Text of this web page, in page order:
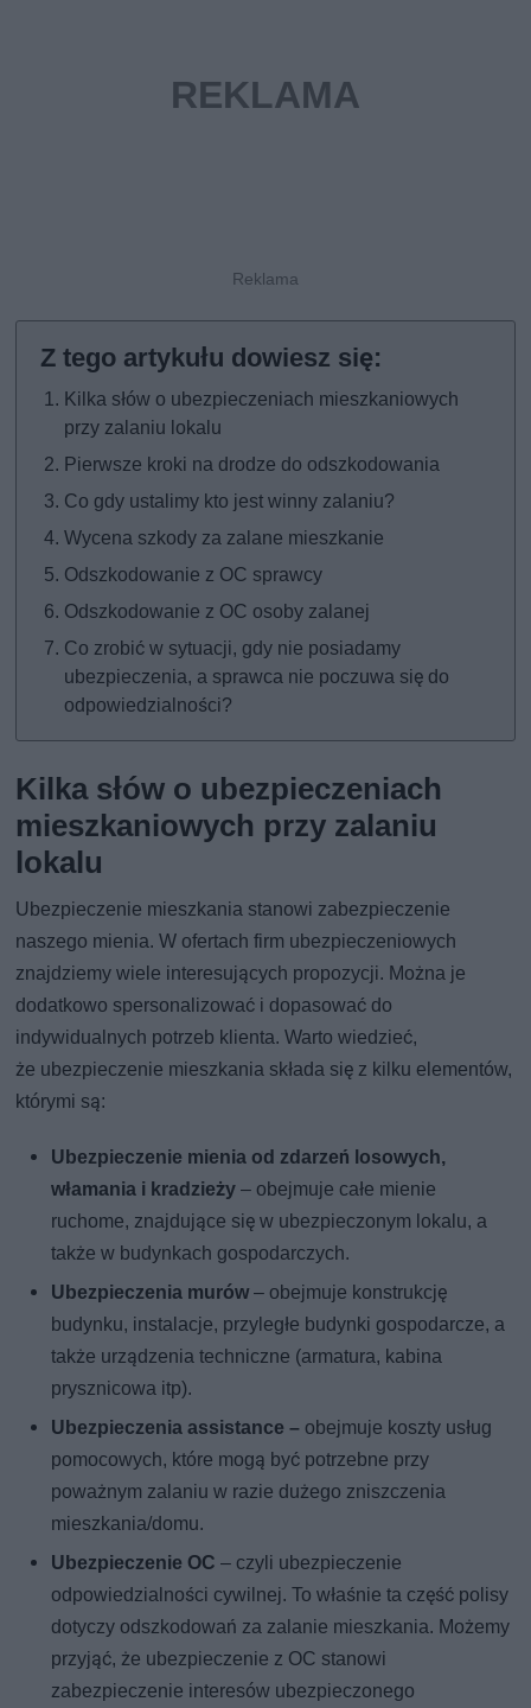
Kilka słów o ubezpieczeniach mieszkaniowych
przy zalaniu lokalu
Pierwsze kroki na drodze do odszkodowania
Co gdy ustalimy kto jest winny zalaniu?
Wycena szkody za zalane mieszkanie
Odszkodowanie z OC sprawcy
Odszkodowanie z OC osoby zalanej
Co zrobić w sytuacji, gdy nie posiadamy
ubezpieczenia, a sprawca nie poczuwa się do
odpowiedzialności?
Kilka słów o ubezpieczeniach
mieszkaniowych przy zalaniu
lokalu
Ubezpieczenie mieszkania stanowi zabezpieczenie
naszego mienia. W ofertach firm ubezpieczeniowych
znajdziemy wiele interesujących propozycji. Można je
dodatkowo spersonalizować i dopasować do
indywidualnych potrzeb klienta. Warto wiedzieć,
że ubezpieczenie mieszkania składa się z kilku elementów,
którymi są:
Ubezpieczenie mienia od zdarzeń losowych,
włamania i kradzieży – obejmuje całe mienie
ruchome, znajdujące się w ubezpieczonym lokalu, a
także w budynkach gospodarczych.
Ubezpieczenia murów – obejmuje konstrukcję
budynku, instalacje, przyległe budynki gospodarcze, a
także urządzenia techniczne (armatura, kabina
prysznicowa itp).
Ubezpieczenia assistance – obejmuje koszty usług
pomocowych, które mogą być potrzebne przy
poważnym zalaniu w razie dużego zniszczenia
mieszkania/domu.
Ubezpieczenie OC – czyli ubezpieczenie
odpowiedzialności cywilnej. To właśnie ta część polisy
dotyczy odszkodowań za zalanie mieszkania. Możemy
przyjąć, że ubezpieczenie z OC stanowi
zabezpieczenie interesów ubezpieczonego